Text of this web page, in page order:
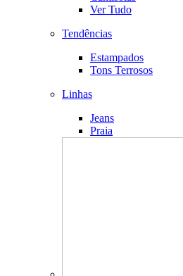
Ver Tudo
Tendências
Estampados
Tons Terrosos
Linhas
Jeans
Praia